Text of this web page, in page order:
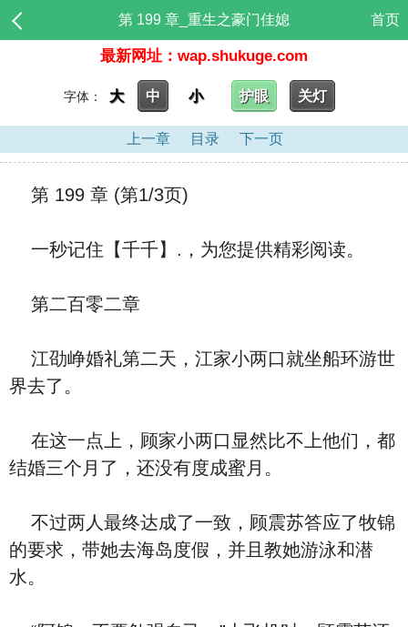
第 199 章_重生之豪门佳媳 首页
最新网址：wap.shukuge.com
字体： 大 中 小 护眼 关灯
上一章 目录 下一页
第 199 章 (第1/3页)
一秒记住【千千】.，为您提供精彩阅读。
第二百零二章
江劭峥婚礼第二天，江家小两口就坐船环游世
界去了。
在这一点上，顾家小两口显然比不上他们，都
结婚三个月了，还没有度成蜜月。
不过两人最终达成了一致，顾震苏答应了牧锦
的要求，带她去海岛度假，并且教她游泳和潜
水。